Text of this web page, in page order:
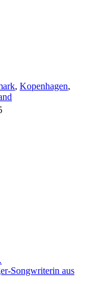
, Kopenhagen,
Songwriterin aus